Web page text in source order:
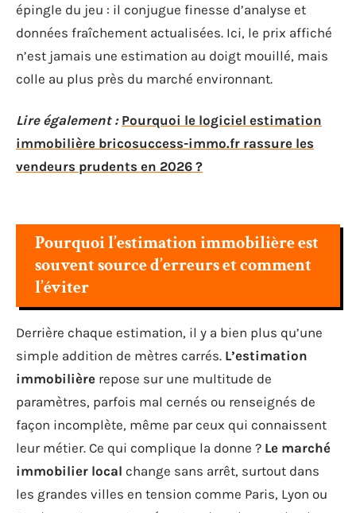
épingle du jeu : il conjugue finesse d’analyse et
données fraîchement actualisées. Ici, le prix affiché
n’est jamais une estimation au doigt mouillé, mais
colle au plus près du marché environnant.
Lire également : Pourquoi le logiciel estimation
immobilière bricosuccess-immo.fr rassure les
vendeurs prudents en 2026 ?
Pourquoi l’estimation immobilière est
souvent source d’erreurs et comment
l’éviter
Derrière chaque estimation, il y a bien plus qu’une
simple addition de mètres carrés. L’estimation
immobilière repose sur une multitude de
paramètres, parfois mal cernés ou renseignés de
façon incomplète, même par ceux qui connaissent
leur métier. Ce qui complique la donne ? Le marché
immobilier local change sans arrêt, surtout dans
les grandes villes en tension comme Paris, Lyon ou